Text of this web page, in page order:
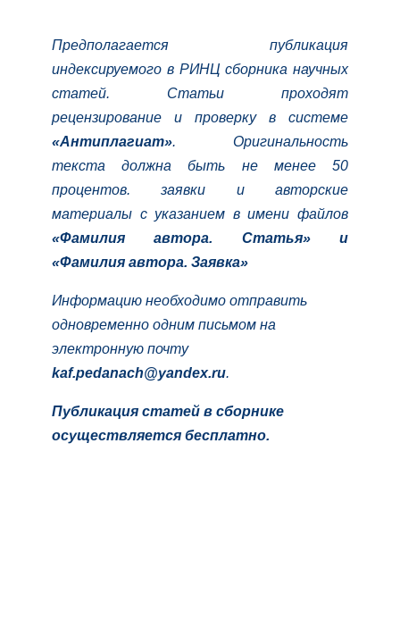
Предполагается публикация
индексируемого в РИНЦ сборника научных
статей. Статьи проходят
рецензирование и проверку в системе
«Антиплагиат». Оригинальность
текста должна быть не менее 50
процентов. заявки и авторские
материалы с указанием в имени файлов
«Фамилия автора. Статья» и
«Фамилия автора. Заявка»
Информацию необходимо отправить
одновременно одним письмом на
электронную почту
kaf.pedanach@yandex.ru.
Публикация статей в сборнике
осуществляется бесплатно.